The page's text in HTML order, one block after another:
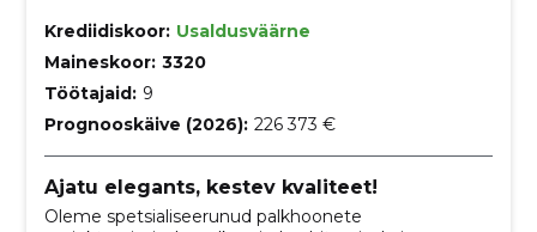
Krediidiskoor: Usaldusväärne
Maineskoor: 3320
Töötajaid: 9
Prognooskäive (2026): 226 373 €
Ajatu elegants, kestev kvaliteet!
Oleme spetsialiseerunud palkhoonete